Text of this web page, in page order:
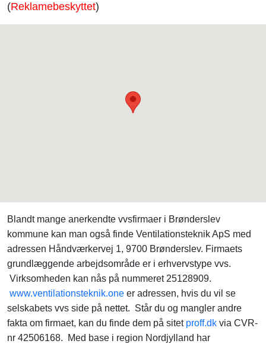
(Reklamebeskyttet)
Blandt mange anerkendte vvsfirmaer i Brønderslev
kommune kan man også finde Ventilationsteknik ApS med
adressen Håndværkervej 1, 9700 Brønderslev. Firmaets
grundlæggende arbejdsområde er i erhvervstype vvs.
Virksomheden kan nås på nummeret 25128909.
www.ventilationsteknik.one er adressen, hvis du vil se
selskabets vvs side på nettet. Står du og mangler andre
fakta om firmaet, kan du finde dem på sitet proff.dk via CVR-
nr 42506168. Med base i region Nordjylland har